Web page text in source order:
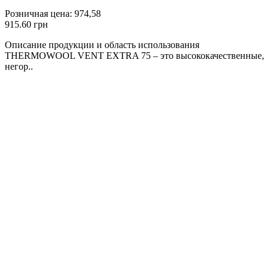
Розничная цена: 974,58
915.60 грн
Описание продукции и область использования
THERMOWOOL VENT EXTRA 75 – это высококачественные,
негор..